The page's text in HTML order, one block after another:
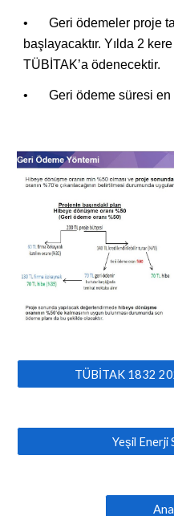
•
Geri ödemeler proje
başlayacaktır. Yılda 2
TÜBİTAK’a ödenecektir.
• Geri ödeme süresi en
TÜBİTAK 1832
Yeşil Enerji